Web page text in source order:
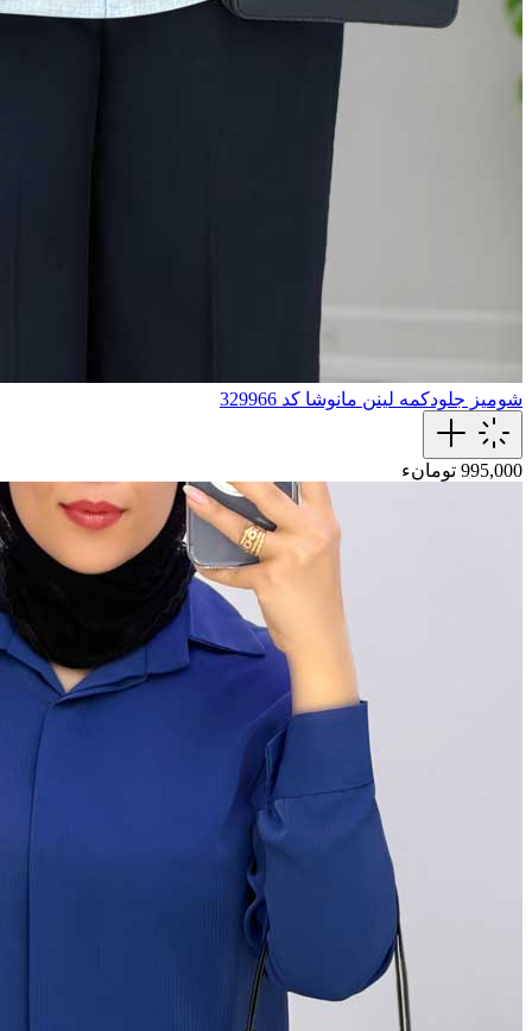
شومیز جلودکمه لینن مانوشا کد 329966
995,000 تومانء